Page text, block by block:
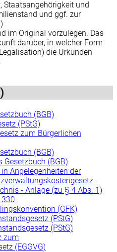
Staatsangehörigkeit und
und ggf. zur
im Original vorzulegen. Das
darüber, in welcher Form
die Urkunden
(BGB)
(PStG)
zum Bürgerlichen
(BGB)
(BGB)
Angelegenheiten der
-
- Anlage (zu § 4 Abs. 1)
(GFK)
(PStG)
(PStG)
zum
(EGGVG)